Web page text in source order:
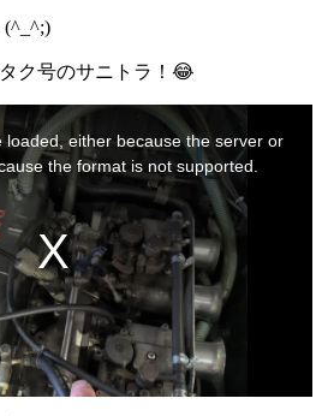
ク号のサニトラ！😂
loaded, either because the server or
the format is not supported.